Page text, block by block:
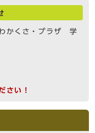
かくさ・プラザ 学
さい！